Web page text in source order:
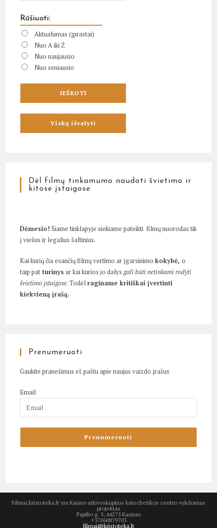
Rūšiuoti:
Aktualumas (įprastai)
Nuo A iki Ž
Nuo naujausio
Nuo seniausio
Dėl filmų tinkamumo naudoti švietimo ir
kitose įstaigose
Dėmesio! Šiame tinklapyje siekiame pateikti filmų nuorodas tik
į viešus ir legalius šaltinius.
Kai kurių čia esančių filmų vertimo ar įgarsinimokokybė,o
taip pat turinys ar kai kurios jo dalys gali būti netinkami rodyti
švietimo įstaigose. Todėlraginame kritiškai įvertinti
kiekvieną įrašą.
Prenumeruoti
Gaukite pranešimus el. paštu apie naujus vaizdo įrašus
Email
Filmai.kristoteka.lt yra Kauno arkivyskupijos katechetikos centro vykdomas
projektas
Papilio g. 5, 44275 Kaunas
+37060879703
filmai@kristoteka.lt